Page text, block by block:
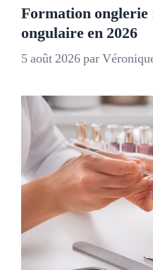
Formation onglerie
ongulaire en 2026
5 août 2026par